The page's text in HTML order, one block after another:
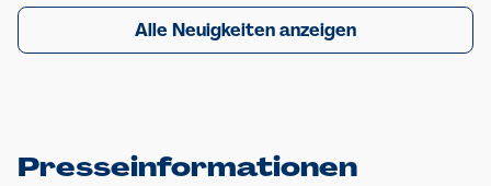
Alle Neuigkeiten anzeigen
Presseinformationen